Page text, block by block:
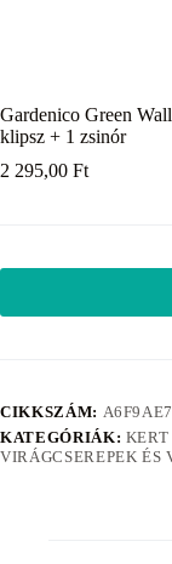
Gardenico Green
klipsz + 1 zsinór
2 295,00 Ft
CIKKSZÁM:
KATEGÓRIÁK:
VIRÁGCSEREPEK ÉS